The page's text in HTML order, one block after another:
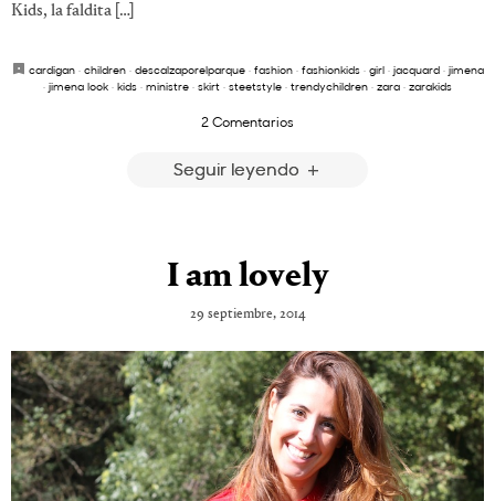
Kids, la faldita […]
cardigan· children· descalzaporelparque· fashion· fashionkids· girl· jacquard· jimena
· jimena look · kids · ministre · skirt · steetstyle · trendychildren · zara · zarakids
2 Comentarios
Seguir leyendo
I am lovely
29 septiembre, 2014